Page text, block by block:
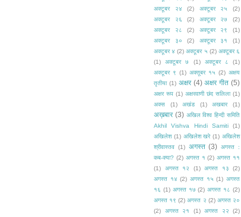
अक्टूबर २४
(2) अक्टूबर २५
(2)
अक्टूबर २६
(2) अक्टूबर २७
(2)
अक्टूबर २८
(2) अक्टूबर २९
(1)
अक्टूबर ३०
(2) अक्टूबर ३१
(1)
अक्टूबर ४ (2) अक्टूबर ५ (2) अक्टूबर ६
(1)
अक्टूबर ७ (1) अक्टूबर ८
(1)
अक्टूबर ९ (1) अक्तूबर १५ (2) अक्षय
तृतीया (1) अक्षर (4) अक्षर गीत (5)
अक्षर रूप (1) अक्षरवाणी छंद सलिला (1)
अक्स
(1) अखंड (1) अखबार (1)
अख़बार (3) अखिल विश्व हिन्दी समिति
Akhil Vishva Hindi Samiti
(1)
अखिलेश (1) अखिलेश खरे (1) अखिलेश
श्रीवास्तव (1) अगस्त (3) अगस्त :
कब-क्या? (2) अगस्त १ (2) अगस्त ११
(1)
अगस्त १२ (1) अगस्त १३
(2)
अगस्त १४ (2) अगस्त १५ (1) अगस्त
१६ (1) अगस्त १७ (2) अगस्त १८ (2)
अगस्त १९ (2) अगस्त २ (2) अगस्त २०
(2)
अगस्त २१ (1) अगस्त २२
(2)